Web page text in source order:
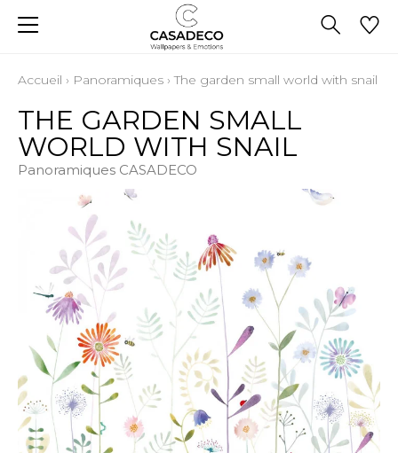
Accueil › Panoramiques ›The garden small world with snail
THE GARDEN SMALL
WORLD WITH SNAIL
Panoramiques CASADECO